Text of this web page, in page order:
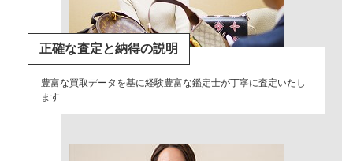
正確な査定と納得の説明
豊富な買取データを基に経験豊富な鑑定士が丁寧に査定いたし
ます